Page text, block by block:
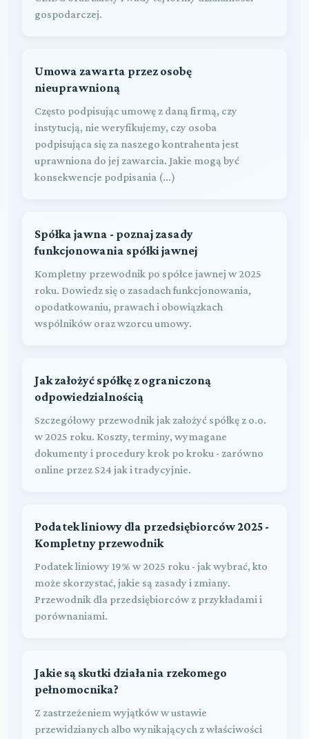
gospodarczej.
Umowa zawarta przez osobę
nieuprawnioną
Często podpisując umowę z daną firmą, czy
instytucją, nie weryfikujemy, czy osoba
podpisująca się za naszego kontrahenta jest
uprawniona do jej zawarcia. Jakie mogą być
konsekwencje podpisania (...)
Spółka jawna - poznaj zasady
funkcjonowania spółki jawnej
Kompletny przewodnik po spółce jawnej w 2025
roku. Dowiedz się o zasadach funkcjonowania,
opodatkowaniu, prawach i obowiązkach
wspólników oraz wzorcu umowy.
Jak założyć spółkę z ograniczoną
odpowiedzialnością
Szczegółowy przewodnik jak założyć spółkę z o.o.
w 2025 roku. Koszty, terminy, wymagane
dokumenty i procedury krok po kroku - zarówno
online przez S24 jak i tradycyjnie.
Podatek liniowy dla przedsiębiorców 2025 -
Kompletny przewodnik
Podatek liniowy 19% w 2025 roku - jak wybrać, kto
może skorzystać, jakie są zasady i zmiany.
Przewodnik dla przedsiębiorców z przykładami i
porównaniami.
Jakie są skutki działania rzekomego
pełnomocnika?
Z zastrzeżeniem wyjątków w ustawie
przewidzianych albo wynikających z właściwości